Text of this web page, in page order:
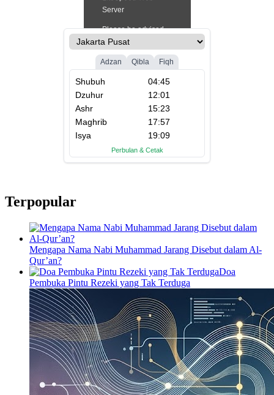
Terpopular
Mengapa Nama Nabi Muhammad Jarang Disebut dalam Al-
Qur’an?
Doa
Pembuka Pintu Rezeki yang Tak Terduga